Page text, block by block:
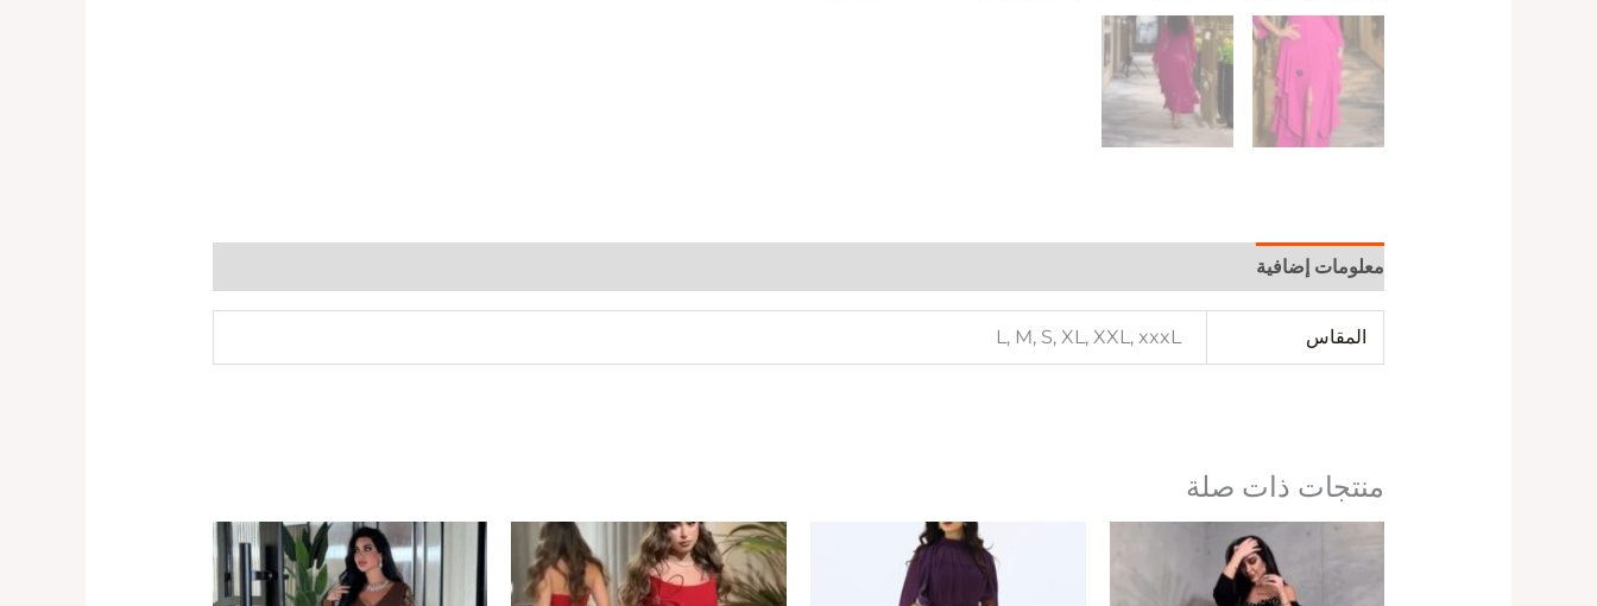
معلومات إضافية
المقاس L, M, S, XL, XXL, xxxL
منتجات ذات صلة